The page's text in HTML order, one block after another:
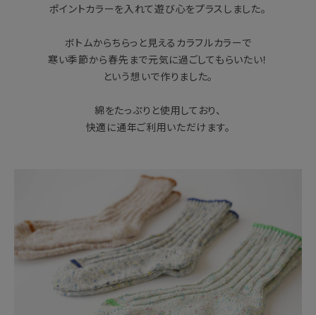
ポイントカラーを入れて遊び心をプラスしました。
ボトムからちらっと見えるカラフルカラーで
寒い季節から春先まで元気に過ごしてもらいたい！
という想いで作りました。
綿をたっぷりと使用しており、
快適に通年ご利用いただけます。